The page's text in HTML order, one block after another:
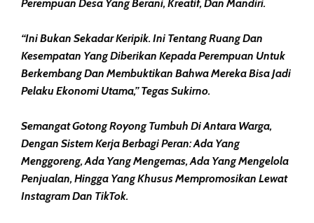
Perempuan Desa Yang Berani, Kreatif, Dan Mandiri.
“Ini Bukan Sekadar Keripik. Ini Tentang Ruang Dan
Kesempatan Yang Diberikan Kepada Perempuan Untuk
Berkembang Dan Membuktikan Bahwa Mereka Bisa Jadi
Pelaku Ekonomi Utama,” Tegas Sukirno.
Semangat Gotong Royong Tumbuh Di Antara Warga,
Dengan Sistem Kerja Berbagi Peran: Ada Yang
Menggoreng, Ada Yang Mengemas, Ada Yang Mengelola
Penjualan, Hingga Yang Khusus Mempromosikan Lewat
Instagram Dan TikTok.